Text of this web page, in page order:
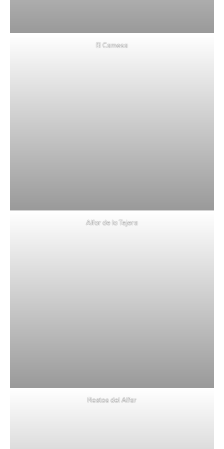
El Camesa
Alfar de la Tejera
Restos del Alfar